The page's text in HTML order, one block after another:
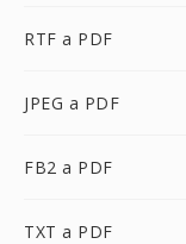
RTF a PDF
JPEG a PDF
FB2 a PDF
TXT a PDF